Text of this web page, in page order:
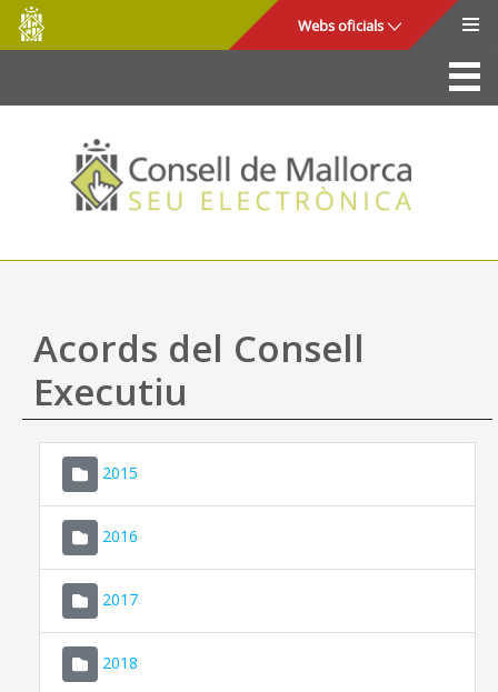
Salta al contingut principal
Consell
de
Mallorca
Webs oficials
La Seu
Consell de Mallorca
Accés i seguretat
Utilitats
Ajuda
Acords del Consell
Executiu
2015
2016
2017
2018